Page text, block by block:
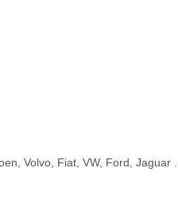
Volvo, Fiat, VW, Ford, Jaguar ...